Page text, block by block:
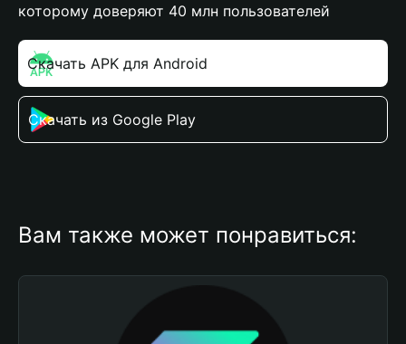
которому доверяют 40 млн пользователей
Скачать APK для Android
Скачать из Google Play
Вам также может понравиться: